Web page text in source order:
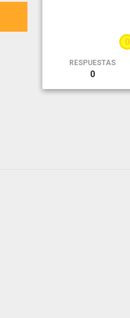
0
RESPUESTAS
0